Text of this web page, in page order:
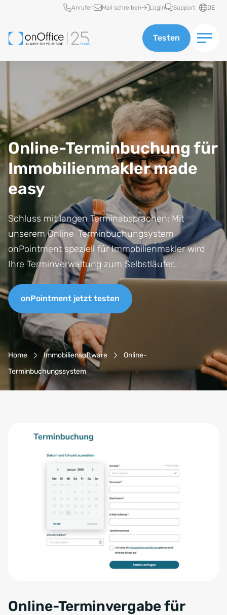
Schnellzugriff
Anrufen Mail schreiben Login Support DE
Testen
Online-Terminbuchung für
Immobilienmakler made
easy
Schluss mit langen Terminabsprachen: Mit
unserem Online-Terminbuchungsystem
onPointment speziell für Immobilienmakler wird
Ihre Terminverwaltung zum Selbstläufer.
onPointment jetzt testen
Breadcrumb-Navigation
Home Immobiliensoftware
Online-
Terminbuchungssystem
Online-Terminvergabe für